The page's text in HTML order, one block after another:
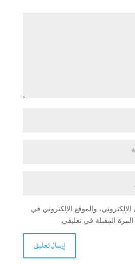
والموقع الإلكتروني في
المقبلة في تعليقي.